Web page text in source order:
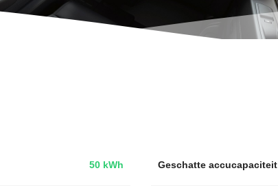
50 kWh Geschatte accucapaciteit